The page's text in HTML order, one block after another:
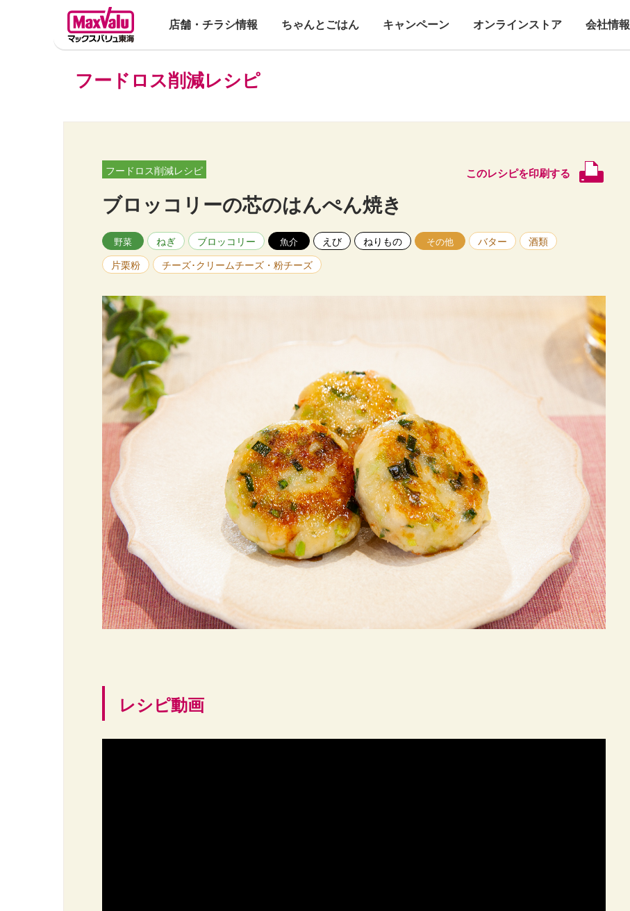
店舗・チラシ情報 ちゃんとごはん キャンペーン オンラインストア 会社情報
フードロス削減レシピ
フードロス削減レシピ このレシピを印刷する
ブロッコリーの芯のはんぺん焼き
野菜 ねぎ ブロッコリー 魚介 えび ねりもの その他 バター 酒類
片栗粉 チーズ･クリームチーズ・粉チーズ
レシピ動画